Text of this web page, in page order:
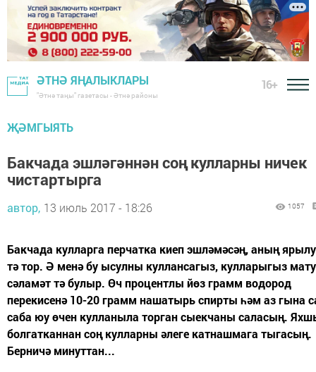
ӘТНӘ ЯҢАЛЫКЛАРЫ
"Әтнә таңы" газетасы - Әтнә районы
16+
ҖӘМГЫЯТЬ
Бакчада эшләгәннән соң кулларны ничек
чистартырга
автор, 13 июль 2017 - 18:26 1057
Бакчада кулларга перчатка киеп эшләмәсәң, аның
тә тор. Ә менә бу ысулны куллансагыз, кулларыгыз
сәламәт тә булыр. Өч процентлы йөз грамм водород
перекисенә 10-20 грамм нашатырь спирты һәм аз гына
саба юу өчен кулланыла торган сыекчаны саласың.
болгатканнан соң кулларны әлеге катнашмага тыгасың.
Берничә минуттан...